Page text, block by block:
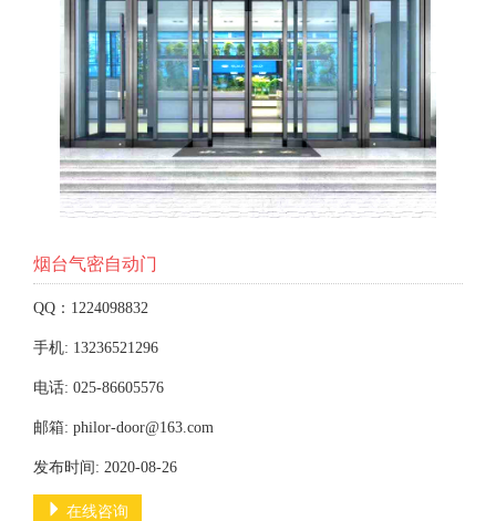
烟台气密自动门
QQ：1224098832
手机: 13236521296
电话: 025-86605576
邮箱: philor-door@163.com
发布时间: 2020-08-26
在线咨询